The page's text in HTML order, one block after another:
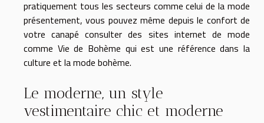
pratiquement tous les secteurs comme celui de la mode
présentement, vous pouvez même depuis le confort de
votre canapé consulter des sites internet de mode
comme Vie de Bohème qui est une référence dans la
culture et la mode bohème.
Le moderne, un style
vestimentaire chic et moderne